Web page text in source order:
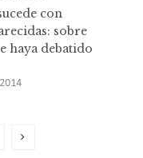
con
sobre
haya debatido